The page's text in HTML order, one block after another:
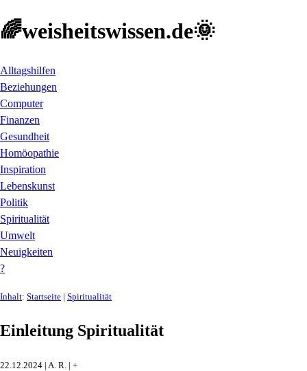
🌈weisheitswissen.de🌞
Alltagshilfen
Beziehungen
Computer
Finanzen
Gesundheit
Homöopathie
Inspiration
Lebenskunst
Politik
Spiritualität
Umwelt
Neuigkeiten
?
Inhalt: Startseite | Spiritualität
Einleitung Spiritualität
22.12.2024 | A. R. | +